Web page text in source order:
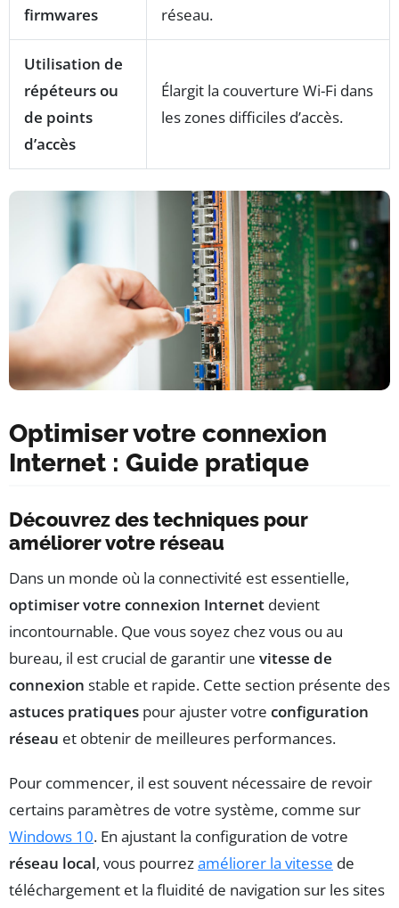
firmwares
réseau.
Utilisation de
répéteurs ou
de points
d’accès
Élargit la couverture Wi-Fi dans
les zones difficiles d’accès.
Optimiser votre connexion
Internet : Guide pratique
Découvrez des techniques pour
améliorer votre réseau
Dans un monde où la connectivité est essentielle,
optimiser votre connexion Internet devient
incontournable. Que vous soyez chez vous ou au
bureau, il est crucial de garantir une vitesse de
connexion stable et rapide. Cette section présente des
astuces pratiques pour ajuster votre configuration
réseau et obtenir de meilleures performances.
Pour commencer, il est souvent nécessaire de revoir
certains paramètres de votre système, comme sur
Windows 10. En ajustant la configuration de votre
réseau local, vous pourrezaméliorer la vitesse de
téléchargement et la fluidité de navigation sur les sites